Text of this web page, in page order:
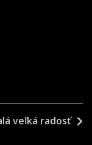
veľká radosť